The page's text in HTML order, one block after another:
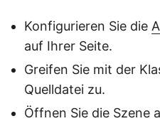
Konfigurieren Sie die
auf Ihrer Seite.
Greifen Sie mit der
Quelldatei zu.
Öffnen Sie die Szene